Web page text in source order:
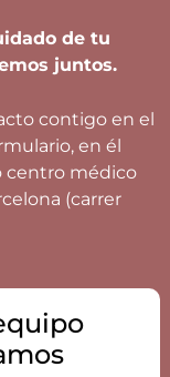
de tu
juntos.
contigo en el
en él
centro médico
(carrer